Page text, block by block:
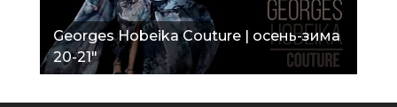
Georges Hobeika Couture | осень-зима
20-21"